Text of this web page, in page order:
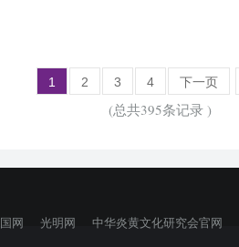
1 2 3 4 下一页
(总共395条记录 )
网 光明网 中华炎黄文化研究会官网